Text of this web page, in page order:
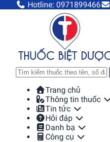
Hotline: 0971899466
Trang chủ
Thông tin thuốc
Tin tức
Hỏi đáp
Danh bạ
Công cụ